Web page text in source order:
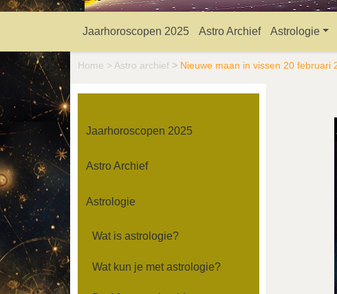
Jaarhoroscopen 2025 Astro Archief Astrologie
Home > Astro archief > Nieuwe maan in vissen 20 februari
Jaarhoroscopen 2025
Astro Archief
Astrologie
Wat is astrologie?
Wat kun je met astrologie?